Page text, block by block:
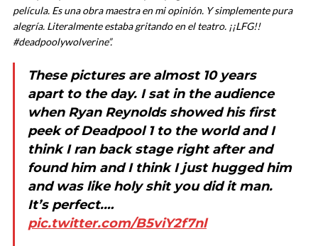
película. Es una obra maestra en mi opinión. Y simplemente pura
alegría. Literalmente estaba gritando en el teatro. ¡¡LFG!!
#deadpoolywolverine”.
These pictures are almost 10 years
apart to the day. I sat in the audience
when Ryan Reynolds showed his first
peek of Deadpool 1 to the world and I
think I ran back stage right after and
found him and I think I just hugged him
and was like holy shit you did it man.
It’s perfect.…
pic.twitter.com/B5viY2f7nl